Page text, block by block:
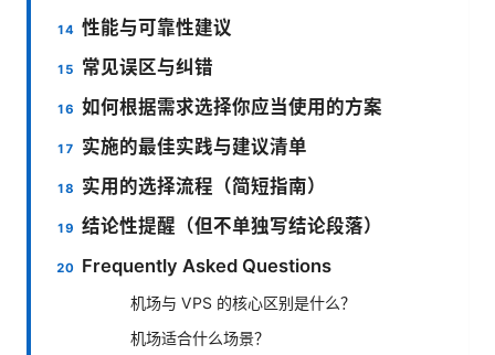
性能与可靠性建议
常见误区与纠错
如何根据需求选择你应当使用的方案
实施的最佳实践与建议清单
实用的选择流程（简短指南）
结论性提醒（但不单独写结论段落）
Frequently Asked Questions
机场与 VPS 的核心区别是什么？
机场适合什么场景？